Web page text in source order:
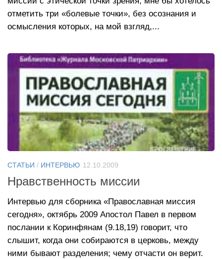
отметить три «болевые точки», без осознания и
осмысления которых, на мой взгляд,...
СТАТЬИ / ИНТЕРВЬЮ 12.10.2009
Нравственность миссии
Интервью для сборника «Православная миссия
сегодня», октябрь 2009 Апостол Павел в первом
послании к Коринфянам (9.18,19) говорит, что
слышит, когда они собираются в церковь, между
ними бывают разделения; чему отчасти он верит.